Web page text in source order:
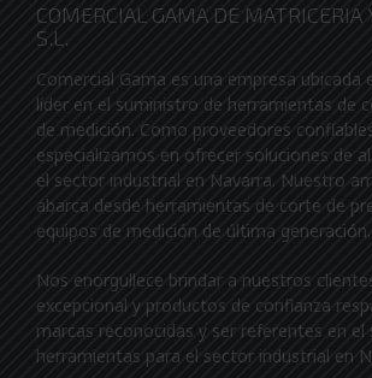
COMERCIAL GAMA DE MATRICERIA
S.L.
Comercial Gama es una empresa ubicada
líder en el suministro de herramientas de
de medición. Como proveedores
especializamos en ofrecer soluciones de
el sector industrial en Navarra. Nuestro
abarca desde herramientas de corte de
equipos de medición de última generación.
Nos enorgullece brindar a nuestros
excepcional y productos de confianza
marcas reconocidas y ser referentes en el
herramientas para el sector industrial en